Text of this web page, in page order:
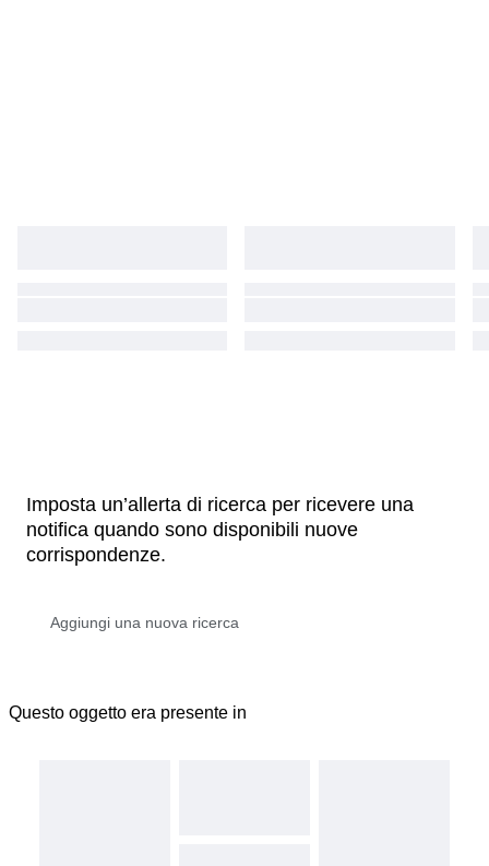
Imposta un’allerta di ricerca per ricevere una
notifica quando sono disponibili nuove
corrispondenze.
Questo oggetto era presente in